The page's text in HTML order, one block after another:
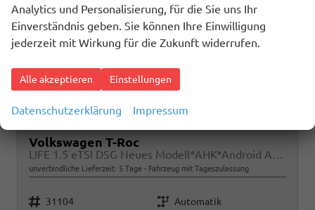
Volkswagen T-Roc
LIFE 1.5 eTSI DSG Neues Modell*AHK*Android Auto*SHZ*ACC*Kamera*5J Garantie*Klimaauto*
unverbindliche Lieferzeit: 5 Tage Fahrzeug mit Tageszulassung
Fahrzeugnr. 31104 Getriebe Automatik
Analytics und Personalisierung, für die Sie uns Ihr
Einverständnis geben. Sie können Ihre Einwilligung
jederzeit mit Wirkung für die Zukunft widerrufen.
Alle akzeptieren Einstellungen
Datenschutzerklärung Impressum